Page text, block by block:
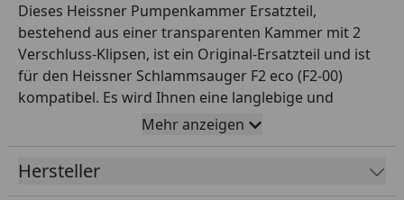
Dieses Heissner Pumpenkammer Ersatzteil,
bestehend aus einer transparenten Kammer mit 2
Verschluss-Klipsen, ist ein Original-Ersatzteil und ist
für den Heissner Schlammsauger F2 eco (F2-00)
kompatibel. Es wird Ihnen eine langlebige und
zuverlässige Leistung gewährleisten, um Ihren Teich
Verarbeitungsqualität erhalten Sie ein hochwertiges
Ersatzteil.
Mehr anzeigen
Hersteller